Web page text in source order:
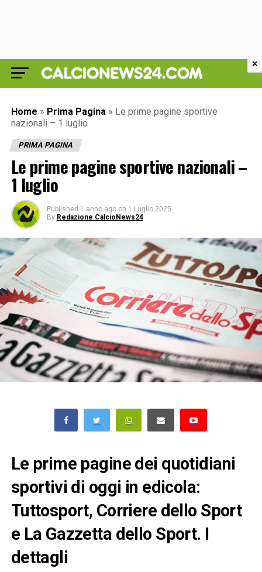
Home » Prima Pagina » Le prime pagine sportive
nazionali – 1 luglio
PRIMA PAGINA
Le prime pagine sportive nazionali –
1 luglio
Published 1 anno ago on 1 Luglio 2025
By Redazione CalcioNews24
Le prime pagine dei quotidiani
sportivi di oggi in edicola:
Tuttosport, Corriere dello Sport
e La Gazzetta dello Sport. I
dettagli
×